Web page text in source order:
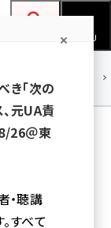
ーラム
MENU
き「次の
、元UA責
26＠東
・聴講
すべて